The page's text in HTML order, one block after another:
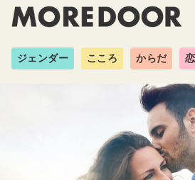
ジェンダー こころ からだ